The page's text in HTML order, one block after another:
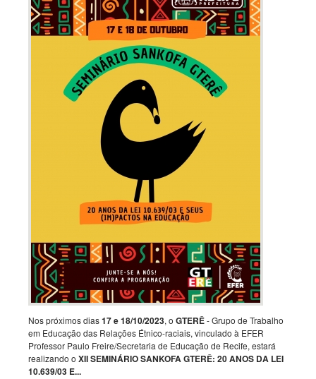
Nos próximos dias17 e 18/10/2023, o GTERÊ- Grupo de Trabalho
em Educação das Relações Étnico-raciais, vinculado à EFER
Professor Paulo Freire/Secretaria de Educação de Recife, estará
realizando o XII SEMINÁRIO SANKOFA GTERÊ: 20 ANOS DA LEI
10.639/03 E...